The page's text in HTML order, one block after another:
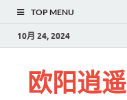
TOP MENU
10月 24, 2024
欧阳逍遥